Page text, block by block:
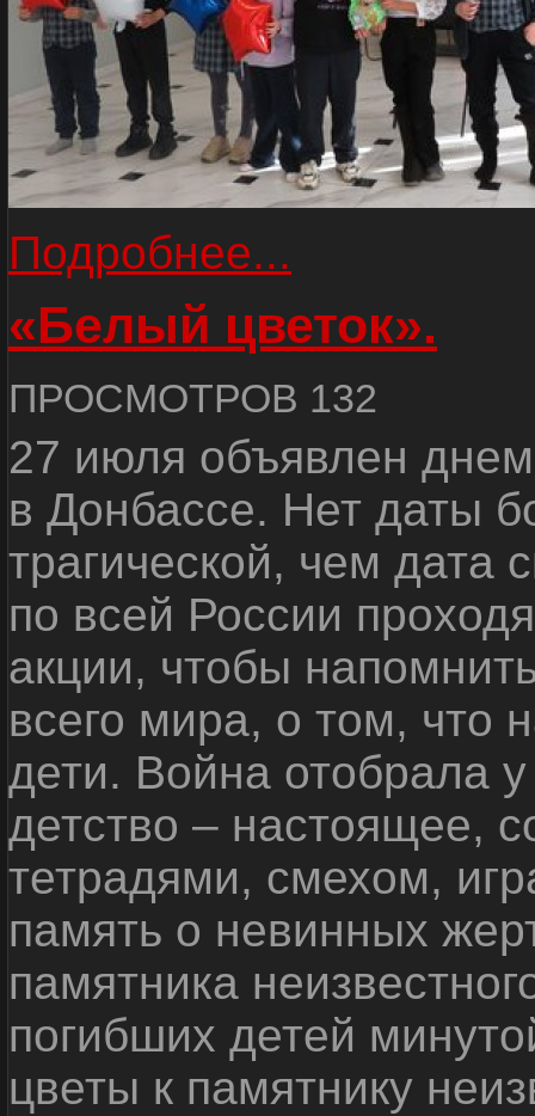
Подробнее...
«Белый цветок».
ПРОСМОТРОВ 132
27 июля объявлен
в Донбассе. Нет даты
трагической, чем дата
по всей России
акции, чтобы
всего мира, о том, что
дети. Война отобрала
детство – настоящее,
тетрадями, смехом,
память о невинных
памятника
погибших детей
цветы к памятнику